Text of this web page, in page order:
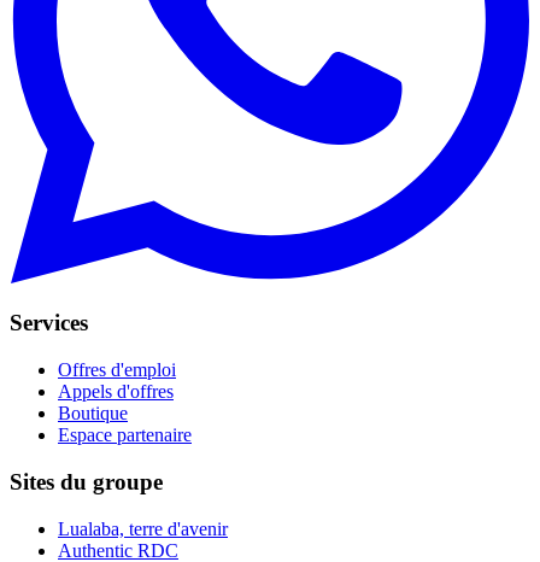
Services
Offres d'emploi
Appels d'offres
Boutique
Espace partenaire
Sites du groupe
Lualaba, terre d'avenir
Authentic RDC